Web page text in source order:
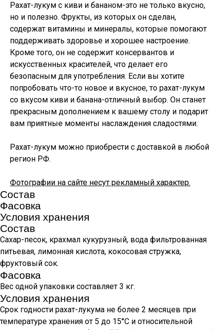
Рахат-лукум с киви и бананом-это не только вкусно,
но и полезно. Фрукты, из которых он сделан,
содержат витамины и минералы, которые помогают
поддерживать здоровье и хорошее настроение.
Кроме того, он не содержит консервантов и
искусственных красителей, что делает его
безопасным для употребления. Если вы хотите
попробовать что-то новое и вкусное, то рахат-лукум
со вкусом киви и банана-отличный выбор. Он станет
прекрасным дополнением к вашему столу и подарит
вам приятные моменты наслаждения сладостями.
Рахат-лукум можно приобрести с доставкой в любой
регион РФ.
Фотографии на сайте несут рекламный характер.
Состав
Фасовка
Условия хранения
Состав
Сахар-песок, крахмал кукурузный, вода фильтрованная
питьевая, лимонная кислота, кокосовая стружка,
фруктовый сок.
Фасовка
Вес одной упаковки составляет 3 кг.
Условия хранения
Срок годности рахат-лукума не более 2 месяцев при
температуре хранения от 5 до 15°С и относительной